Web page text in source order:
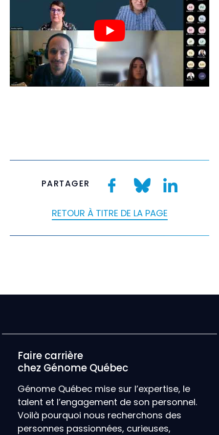
PARTAGER
RETOUR À TITRE DE LA PAGE
Faire carrière
chez Génome Québec
Génome Québec mise sur l’expertise, le
talent et l’engagement de son personnel.
Voilà pourquoi nous recherchons des
personnes passionnées, curieuses,